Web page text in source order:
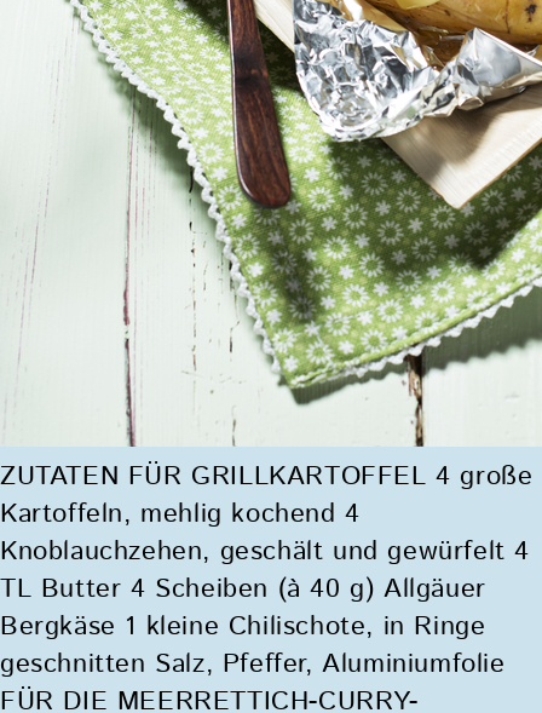
ZUTATEN FÜR GRILLKARTOFFEL 4 große
Kartoffeln, mehlig kochend 4
Knoblauchzehen, geschält und gewürfelt 4
TL Butter 4 Scheiben (à 40 g) Allgäuer
Bergkäse 1 kleine Chilischote, in Ringe
geschnitten Salz, Pfeffer, Aluminiumfolie
FÜR DIE MEERRETTICH-CURRY-